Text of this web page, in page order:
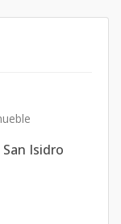
Isidro